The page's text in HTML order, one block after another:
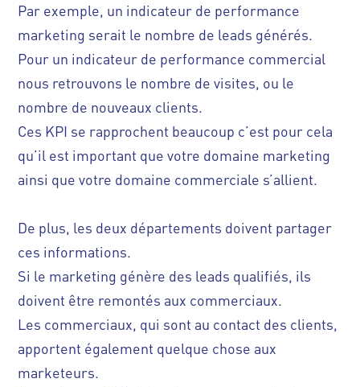
Par exemple, un indicateur de performance
marketing serait le nombre de leads générés.
Pour un indicateur de performance commercial
nous retrouvons le nombre de visites, ou le
nombre de nouveaux clients.
Ces KPI se rapprochent beaucoup c’est pour cela
qu’il est important que votre domaine marketing
ainsi que votre domaine commerciale s’allient.
De plus, les deux départements doivent partager
ces informations.
Si le marketing génère des leads qualifiés, ils
doivent être remontés aux commerciaux.
Les commerciaux, qui sont au contact des clients,
apportent également quelque chose aux
marketeurs.